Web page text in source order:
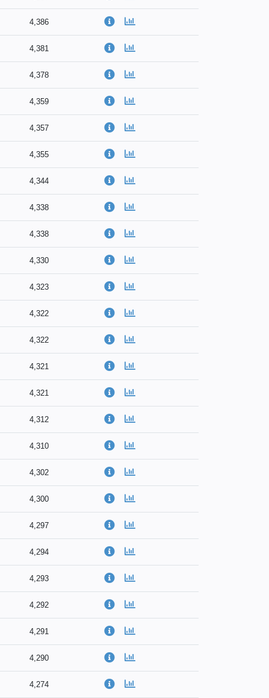
4,386
4,381
4,378
4,359
4,357
4,355
4,344
4,338
4,338
4,330
4,323
4,322
4,322
4,321
4,321
4,312
4,310
4,302
4,300
4,297
4,294
4,293
4,292
4,291
4,290
4,274